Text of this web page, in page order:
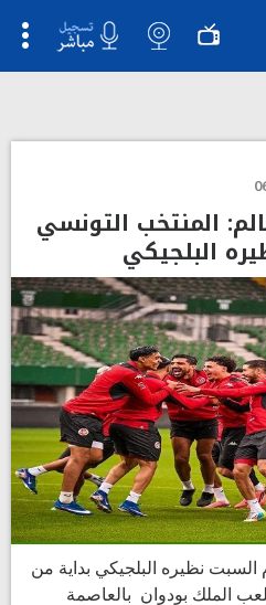
المنتخب التونسي
البلجيكي
السبت نظيره البلجيكي بداية من
ملعب الملك بودوان بالعاصمة